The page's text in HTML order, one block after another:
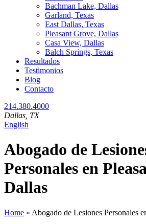
Bachman Lake, Dallas
Garland, Texas
East Dallas, Texas
Pleasant Grove, Dallas
Casa View, Dallas
Balch Springs, Texas
Resultados
Testimonios
Blog
Contacto
214.380.4000
Dallas , TX
English
Abogado de
Personales en
Dallas
Home » Abogado de Lesiones Personales